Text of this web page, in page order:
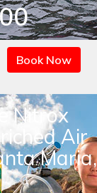
Book Now
Nitrox
Air
Maria,